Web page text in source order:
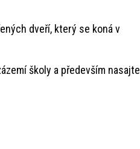
dveří, který se koná v
školy a především nasajte